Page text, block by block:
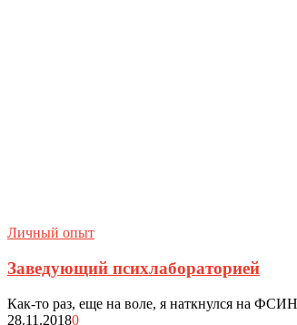
Личный опыт
Заведующий психлабораторией
Как-то раз, еще на воле, я наткнулся на
28.11.20180